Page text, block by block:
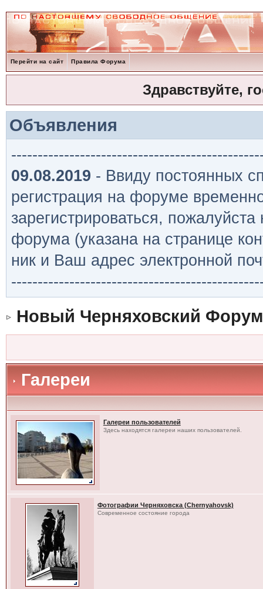
Перейти на сайт Правила Форума
Здравствуйте,
Объявления
09.08.2019 - Ввиду постоянных
регистрация на форуме
зарегистрироваться,
форума (указана на странице
ник и Ваш адрес электронной
Новый Черняховский Форум
Галереи
Галереи пользователей
Здесь находятся галереи наших пользователей.
Фотографии Черняховска (Chernyahovsk)
Современное состояние города